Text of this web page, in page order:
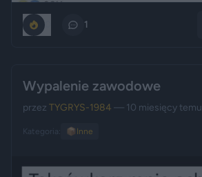
1
Wypalenie zawodowe
przez TYGRYS-1984 — 10 miesięcy temu
Kategoria: 📦 Inne